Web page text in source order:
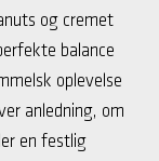
og cremet
balance
oplevelse
anledning, om
en festlig